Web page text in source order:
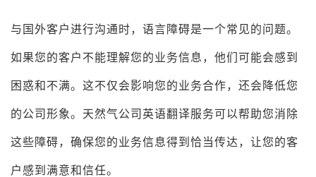
与国外客户进行沟通时，语言障碍是一个常见的问题。
如果您的客户不能理解您的业务信息，他们可能会感到
困惑和不满。这不仅会影响您的业务合作，还会降低您
的公司形象。天然气公司英语翻译服务可以帮助您消除
这些障碍，确保您的业务信息得到恰当传达，让您的客
户感到满意和信任。